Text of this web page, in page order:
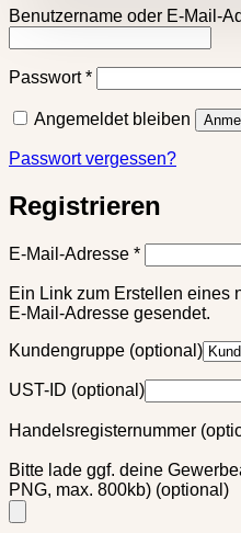
Benutzername oder E-Mail-
Passwort*Erforderlich
Angemeldet bleiben
Passwort vergessen?
Registrieren
E-Mail-Adresse *Erforderlich
Ein Link zum Erstellen eines
E-Mail-Adresse gesendet.
Kundengruppe (optional)
UST-ID (optional)
Handelsregisternummer
Bitte lade ggf. deine
PNG, max. 800kb) (optional)